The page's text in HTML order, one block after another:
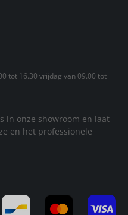
tot 16.30 vrijdag van 09.00 tot
in onze showroom en laat
en het professionele